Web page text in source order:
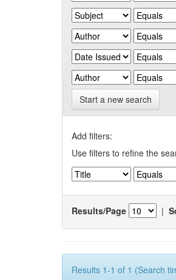
Start a new search
Add filters:
Use filters to refine the
Results/Page |
Results 1-1 of 1 (Search